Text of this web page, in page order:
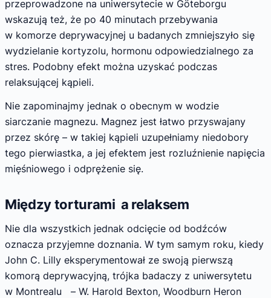
przeprowadzone na uniwersytecie w Göteborgu
wskazują też, że po 40 minutach przebywania
w komorze deprywacyjnej u badanych zmniejszyło się
wydzielanie kortyzolu, hormonu odpowiedzialnego za
stres. Podobny efekt można uzyskać podczas
relaksującej kąpieli.
Nie zapominajmy jednak o obecnym w wodzie
siarczanie magnezu. Magnez jest łatwo przyswajany
przez skórę – w takiej kąpieli uzupełniamy niedobory
tego pierwiastka, a jej efektem jest rozluźnienie napięcia
mięśniowego i odprężenie się.
Między torturami a relaksem
Nie dla wszystkich jednak odcięcie od bodźców
oznacza przyjemne doznania. W tym samym roku, kiedy
John C. Lilly eksperymentował ze swoją pierwszą
komorą deprywacyjną, trójka badaczy z uniwersytetu
w Montrealu – W. Harold Bexton, Woodburn Heron